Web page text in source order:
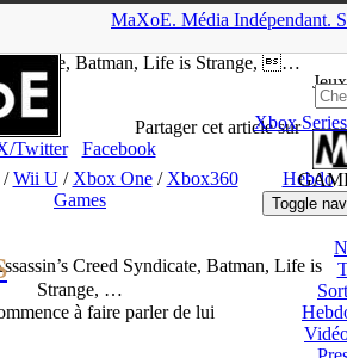
MaXoE. Média Indépendant.
Jeux
Xbox
Toggle
Syndicate, Batman, Life is Strange, …
Partager cet article sur
Twitter
Facebook
Wii U/ Xbox One/ Xbox360
Hebdo
Games
Creed Syndicate, Batman, Life is
Strange, …
à faire parler de lui